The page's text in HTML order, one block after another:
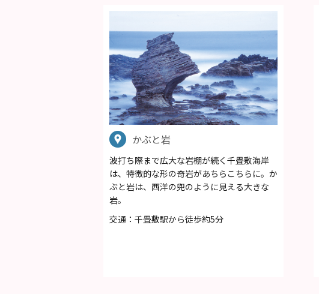
かぶと岩
波打ち際まで広大な岩棚が続く千畳敷海岸
は、特徴的な形の奇岩があちらこちらに。か
ぶと岩は、西洋の兜のように見える大きな
岩。
交通：千畳敷駅から徒歩約5分